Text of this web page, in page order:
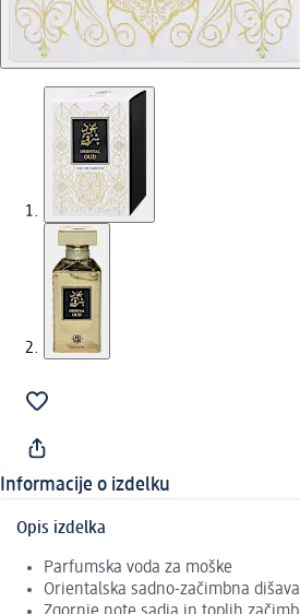
Informacije o izdelku
Opis izdelka
Parfumska voda za moške
Orientalska sadno-začimbna dišava